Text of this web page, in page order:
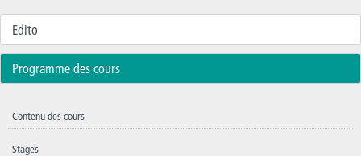
Edito
Programme des cours
Contenu des cours
Stages